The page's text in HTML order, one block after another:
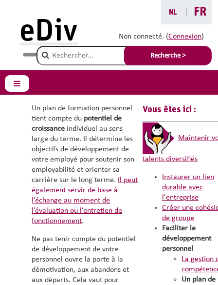
NL
FR
Non connecté. (Connexion)
Champ de recherche
Recherche >
eDiv
Panneau latéral
Un plan de
développement
personnel
Un plan de formation personnel
tient compte du potentiel de
croissance individuel au sens
large du terme. Il détermine les
objectifs de développement de
votre employé pour soutenir son
employabilité et orienter sa
carrière sur le long terme. Il peut
également servir de base à
l’échange au moment de
l’évaluation ou l’entretien de
fonctionnement.
Ne pas tenir compte du potentiel
de développement de votre
personnel ouvre la porte à la
démotivation, aux abandons et
aux départs. Cela vaut pour
Vous êtes ici :
Maintenir
talents diversifiés
Instaurer un lien
durable avec
l'entreprise
Créer une
de groupe
Faciliter le
développement
personnel
La gestion
Un plan de